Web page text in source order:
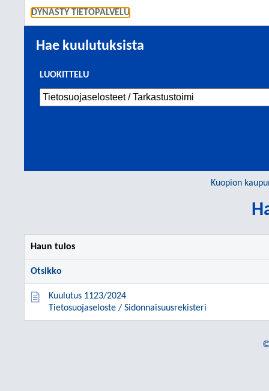
DYNASTY TIETOPALVELU
Hae kuulutuksista
LUOKITTELU
Kuopion
Haun tulos
Otsikko
Kuulutus 1123/2024
Tietosuojaseloste / Sidonnaisuusrekisteri